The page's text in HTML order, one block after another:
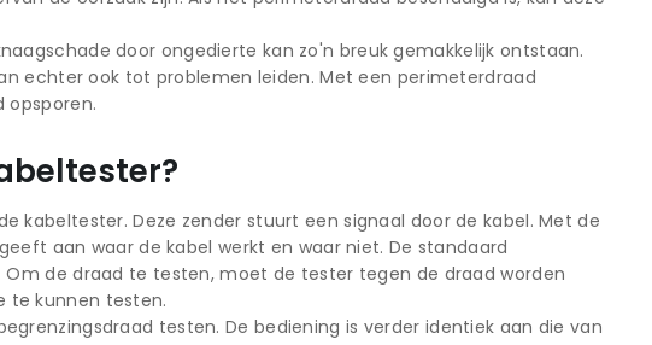
door ongedierte kan zo'n breuk gemakkelijk ontstaan.
echter ook tot problemen leiden. Met een perimeterdraad
opsporen.
Deze zender stuurt een signaal door de kabel. Met de
aan waar de kabel werkt en waar niet. De standaard
de draad te testen, moet de tester tegen de draad worden
te kunnen testen.
testen. De bediening is verder identiek aan die van